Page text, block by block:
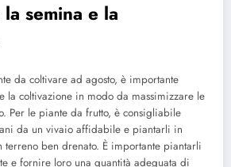
semina e la
da coltivare ad agosto, è importante
la coltivazione in modo da massimizzare le
Per le piante da frutto, è consigliabile
da un vivaio affidabile e piantarli in
terreno ben drenato. È importante piantarli
e fornire loro una quantità adeguata di